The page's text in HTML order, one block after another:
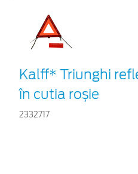
Kalff* Triunghi
în cutia roșie
2332717